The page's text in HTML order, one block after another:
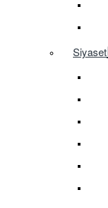
Siyaset